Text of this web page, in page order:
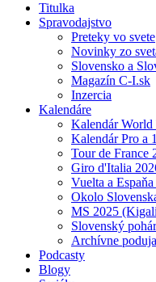
Titulka
Spravodajstvo
Preteky vo svete
Novinky zo
Slovensko a
Magazín C-I.sk
Inzercia
Kalendáre
Kalendár World
Kalendár Pro a
Tour de France
Giro d'Italia
Vuelta a
Okolo
MS 2025
Slovenský
Archívne
Podcasty
Blogy